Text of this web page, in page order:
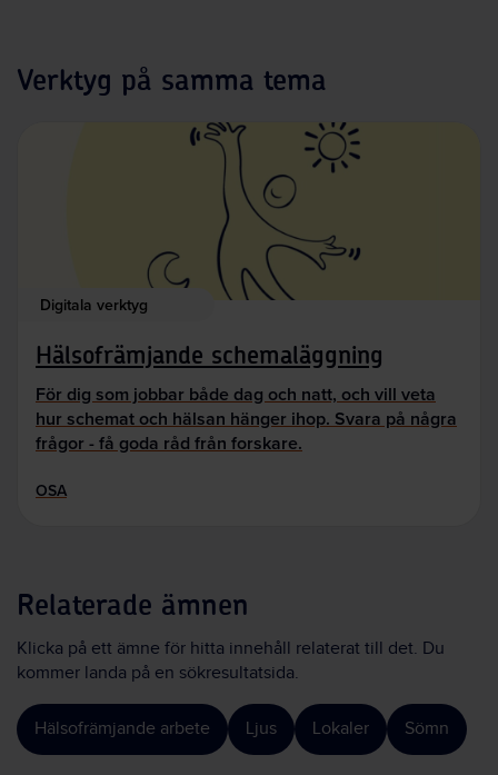
Verktyg på samma tema
Digitala verktyg
Hälsofrämjande schemaläggning
För dig som jobbar både dag och natt, och vill veta
hur schemat och hälsan hänger ihop. Svara på några
frågor - få goda råd från forskare.
OSA
Relaterade ämnen
Klicka på ett ämne för hitta innehåll relaterat till det. Du
kommer landa på en sökresultatsida.
Hälsofrämjande arbete Ljus Lokaler Sömn